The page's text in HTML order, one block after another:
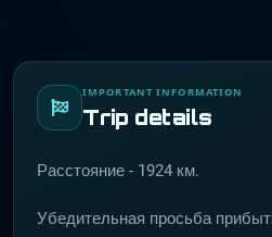
IMPORTANT INFORMATION
Trip details
Расстояние - 1924 км.
Убедительная просьба